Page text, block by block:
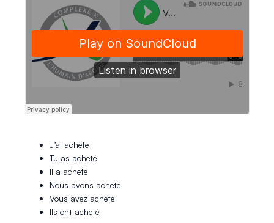
J’ai acheté
Tu as acheté
Il a acheté
Nous avons acheté
Vous avez acheté
Ils ont acheté